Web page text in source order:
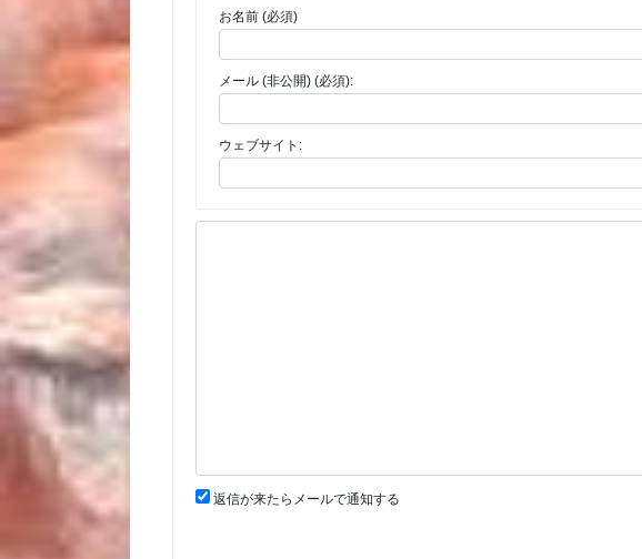
お名前 (必須)
メール (非公開) (必須):
ウェブサイト:
返信が来たらメールで通知する